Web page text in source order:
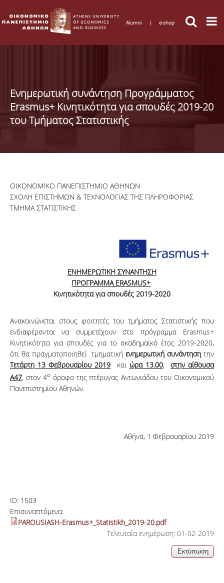
Alumni | e-shop
Ενημερωτική συνάντηση Προγράμματος
Erasmus+ Κινητικότητα για σπουδές 2019-20
του Τμήματος Στατιστικής
ΟΙΚΟΝΟΜΙΚΟ ΠΑΝΕΠΙΣΤΗΜΙΟ ΑΘΗΝΩΝ
ΣΧΟΛΗ ΕΠΙΣΤΗΜΩΝ & ΤΕΧΝΟΛΟΓΙΑΣ ΤΗΣ ΠΛΗΡΟΦΟΡΙΑΣ
ΤΜΗΜΑ ΣΤΑΤΙΣΤΙΚΗΣ
ΕΝΗΜΕΡΩΤΙΚΗ ΣΥΝΑΝΤΗΣΗ
ΠΡΟΓΡΑΜΜΑ ERASMUS+
Κινητικότητα για σπουδές 2019-2020
Ανακοινώνεται στους φοιτητές του τμήματος Στατιστικής που
ενδιαφέρονται να συμμετέχουν στο πρόγραμμα Erasmus+
Κινητικότητα για σπουδές για το ακαδημαϊκό έτος 2019-2020,
ότι θα πραγματοποιηθεί τμηματική ενημερωτική συνάντηση την
Τετάρτη 13 Φεβρουαρίου 2019 και ώρα 13.00, στην αίθουσα
Α47, στον 4οόροφο της πτέρυγας Αντωνιάδου του Οικονομικού
Πανεπιστημίου Αθηνών.
Αθήνα, 1 Φεβρουαρίου 2019
ID: 1503
Επισυναπτόμενα:
PAROUSIASH-Erasmus+_Statistikh_2019-20.pdf
Τελευταία ενημέρωση: 01-02-2019